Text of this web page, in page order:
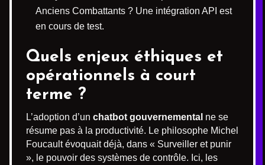
Anciens Combattants ? Une intégration API est
en cours de test.
Quels enjeux éthiques et
opérationnels à court
terme ?
L’adoption d’un chatbot gouvernemental ne se
résume pas à la productivité. Le philosophe Michel
Foucault évoquait déjà, dans « Surveiller et punir
», le pouvoir des systèmes de contrôle. Ici, les